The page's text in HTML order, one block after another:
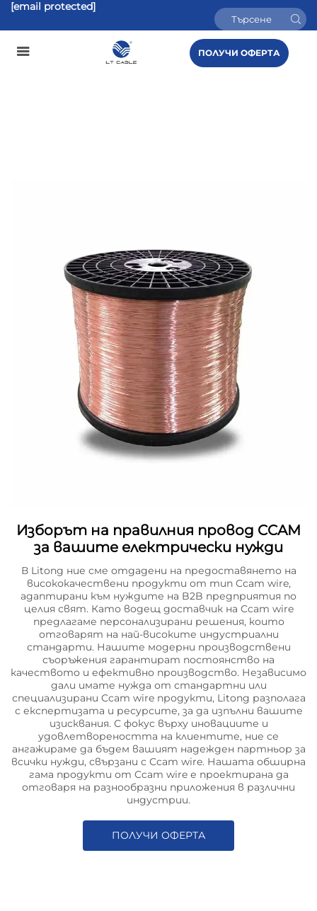
[email protected]
ПОЛУЧИ ОФЕРТА
Изборът на правилния провод CCAM
за вашите електрически нужди
В Litong ние сме отдадени на предоставянето на
висококачествени продукти от тип Ccam wire,
адаптирани към нуждите на B2B предприятия по
целия свят. Като водещ доставчик на Ccam wire
предлагаме персонализирани решения, които
отговарят на най-високите индустриални
стандарти. Нашите модерни производствени
съоръжения гарантират постоянство на
качеството и ефективно производство. Независимо
дали имате нужда от стандартни или
специализирани Ccam wire продукти, Litong разполага
с експертизата и ресурсите, за да изпълни вашите
изисквания. С фокус върху иновациите и
удовлетвореността на клиентите, ние се
ангажираме да бъдем вашият надежден партньор за
всички нужди, свързани с Ccam wire. Нашата обширна
гама продукти от Ccam wire е проектирана да
отговаря на разнообразни приложения в различни
индустрии.
ПОЛУЧИ ОФЕРТА